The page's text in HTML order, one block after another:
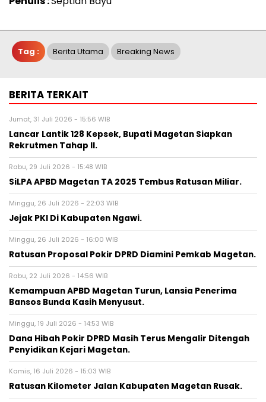
Tag : Berita Utama Breaking News
BERITA TERKAIT
Jumat, 31 Juli 2026 - 15:56 WIB
Lancar Lantik 128 Kepsek, Bupati Magetan Siapkan
Rekrutmen Tahap II.
Rabu, 29 Juli 2026 - 15:48 WIB
SiLPA APBD Magetan TA 2025 Tembus Ratusan Miliar.
Minggu, 26 Juli 2026 - 22:03 WIB
Jejak PKI Di Kabupaten Ngawi.
Minggu, 26 Juli 2026 - 16:00 WIB
Ratusan Proposal Pokir DPRD Diamini Pemkab Magetan.
Rabu, 22 Juli 2026 - 14:56 WIB
Kemampuan APBD Magetan Turun, Lansia Penerima
Bansos Bunda Kasih Menyusut.
Minggu, 19 Juli 2026 - 14:53 WIB
Dana Hibah Pokir DPRD Masih Terus Mengalir Ditengah
Penyidikan Kejari Magetan.
Kamis, 16 Juli 2026 - 15:03 WIB
Ratusan Kilometer Jalan Kabupaten Magetan Rusak.